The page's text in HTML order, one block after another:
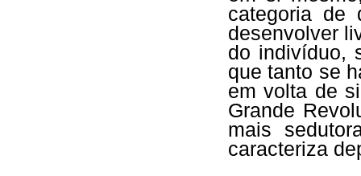
categoria de
desenvolver
do indivíduo,
que tanto se
em volta de
Grande
mais
caracteriza